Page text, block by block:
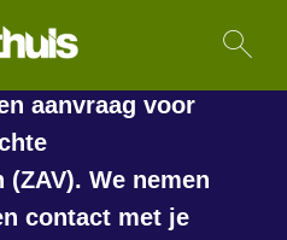
de homepage
we
aanvraag voor
(ZAV). We nemen
contact met je